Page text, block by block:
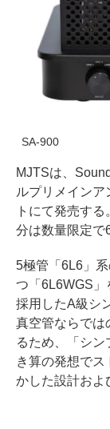
SA-900
MJTSは、
ルプリメイン
トにて発売す
分は数量限定で
5極管「6L6」
つ「6L6WGS
採用したA級シ
真空管ならでは
るため、「シン
き算の発想で
かした設計およ